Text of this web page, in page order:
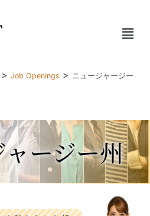
> Job Openings > ニュージャージー
ージー州